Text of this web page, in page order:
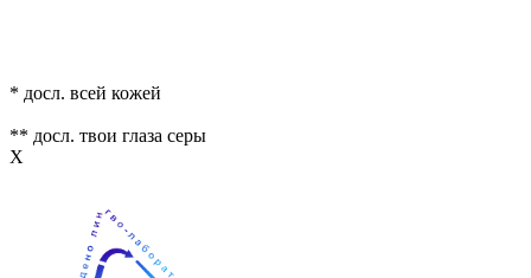
* досл. всей кожей
** досл. твои глаза серы
Х